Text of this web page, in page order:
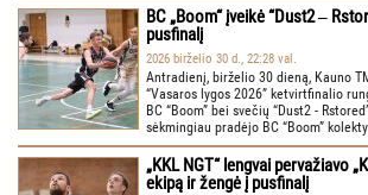
BC „Boom“ įveikė “Dust2 ‒
pusfinalį
2026 birželio 30 d., 22:28 val.
Antradienį, birželio 30 dieną, Kauno
“Vasaros lygos 2026” ketvirtfinalio
BC “Boom” bei svečių “Dust2 -
sėkmingiau pradėjo BC “Boom”
„KKL NGT“ lengvai pervažiavo
ekipą ir žengė į pusfinalį